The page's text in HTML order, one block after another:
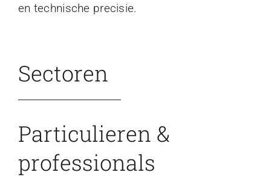
en technische precisie.
Sectoren
Particulieren &
professionals